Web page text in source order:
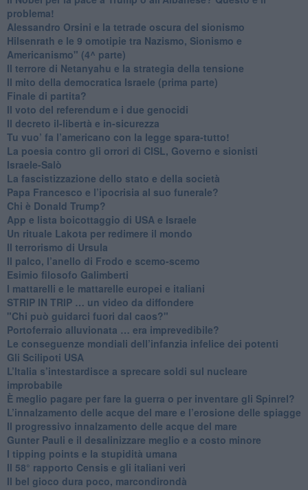
problema!
​Alessandro Orsini e la tetrade oscura del sionismo
​Hilsenrath e le 9 omotipie tra Nazismo, Sionismo e
Americanismo" (4^ parte)
​Il terrore di Netanyahu e la strategia della tensione
Il mito della democratica Israele (prima parte)
​Finale di partita?
​Il voto del referendum e i due genocidi
Il decreto il-libertà e in-sicurezza
Tu vuo’ fa l’americano con la legge spara-tutto!
La poesia contro gli orrori di CISL, Governo e sionisti
Israele-Salò
​La fascistizzazione dello stato e della società
Papa Francesco e l’ipocrisia al suo funerale?
​Chi è Donald Trump?
App e lista boicottaggio di USA e Israele
​Un rituale Lakota per redimere il mondo
Il terrorismo di Ursula
​Il palco, l’anello di Frodo e scemo-scemo
Esimio filosofo Galimberti
​I mattarelli e le mattarelle europei e italiani
​STRIP IN TRIP … un video da diffondere
"Chi può guidarci fuori dal caos?"
​Portoferraio alluvionata … era imprevedibile?
Le conseguenze mondiali dell’infanzia infelice dei potenti
​Gli Scilipoti USA
L’Italia s’intestardisce a sprecare soldi sul nucleare
improbabile
È meglio pagare per fare la guerra o per inventare gli Spinrel?
​L’innalzamento delle acque del mare e l’erosione delle spiagge
​Il progressivo innalzamento delle acque del mare
​Gunter Pauli e il desalinizzare meglio e a costo minore
I tipping points e la stupidità umana
​Il 58° rapporto Censis e gli italiani veri
​Il bel gioco dura poco, marcondirondà